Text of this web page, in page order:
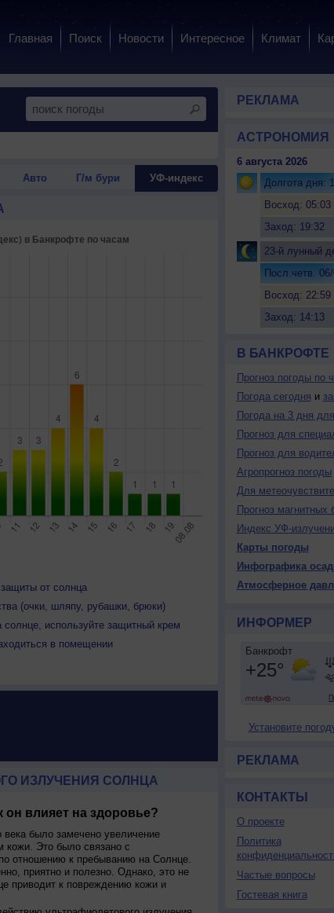
Главная Поиск Новости Интересное Климат
Авто Г/м бури УФ-индекс
от солнца
(очки, шляпу, рубашки, брюки)
солнце, используйте защитный крем
в помещении
ИЗЛУЧЕНИЯ СОЛНЦА
он влияет на здоровье?
было замечено увеличение
кожи. Это было связано с
отношению к пребыванию на Солнце.
приятно и полезно. Однако, это не
приводит к повреждению кожи и
РЕКЛАМА
АСТРОНОМИЯ
6 августа 2026
Долгота дня:
Восход: 05:03
Заход: 19:32
23-й лунный
Посл.четв.
Восход: 22:59
Заход: 14:13
В БАНКРОФТЕ
Прогноз погоды по
Погода сегодня и
Погода на 3 дня
Прогноз для
Прогноз для
Агропрогноз погоды
Для
Прогноз магнитных
Индекс УФ-
Карты погоды
Инфографика
Атмосферное
ИНФОРМЕР
Установите
РЕКЛАМА
КОНТАКТЫ
О проекте
Политика
Частые вопросы
Гостевая книга